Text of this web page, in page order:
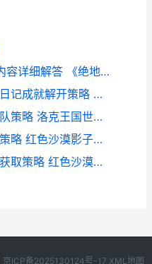
《绝地求生》41.1版本更新内容详细解答 《绝地求生》小品完整版
《波比的游戏时间》亲爱的日记成就解开策略 波比的游戏时间1
《洛克王国世界》翼王队配队策略 洛克王国世界翼王怎么打
《红色沙漠》影叶眠弓获取策略 红色沙漠影子森林追踪痕迹
《红色沙漠》火山手持火炮获取策略 红色沙漠火箭怎么做
京ICP备2025130124号-17 XML地图